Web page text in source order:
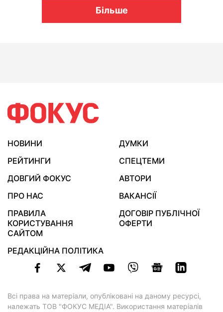
Більше
НОВИНИ
ДУМКИ
РЕЙТИНГИ
СПЕЦТЕМИ
ДОВГИЙ ФОКУС
АВТОРИ
ПРО НАС
ВАКАНСІЇ
ПРАВИЛА
КОРИСТУВАННЯ
САЙТОМ
ДОГОВІР ПУБЛІЧНОЇ
ОФЕРТИ
РЕДАКЦІЙНА ПОЛІТИКА
Всі права на матеріали, опубліковані на даному ресурсі,
належать ТОВ "ФОКУС МЕДІА". Використання матеріалів